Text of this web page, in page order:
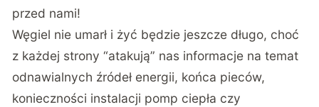
przed nami!
Węgiel nie umarł i żyć będzie jeszcze długo, choć
z każdej strony “atakują” nas informacje na temat
odnawialnych źródeł energii, końca pieców,
konieczności instalacji pomp ciepła czy